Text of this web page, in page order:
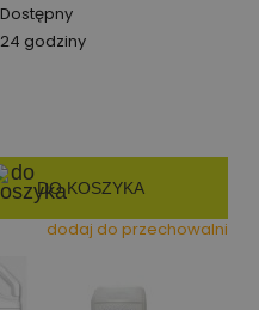
Dostępny
24 godziny
DO KOSZYKA
dodaj do przechowalni